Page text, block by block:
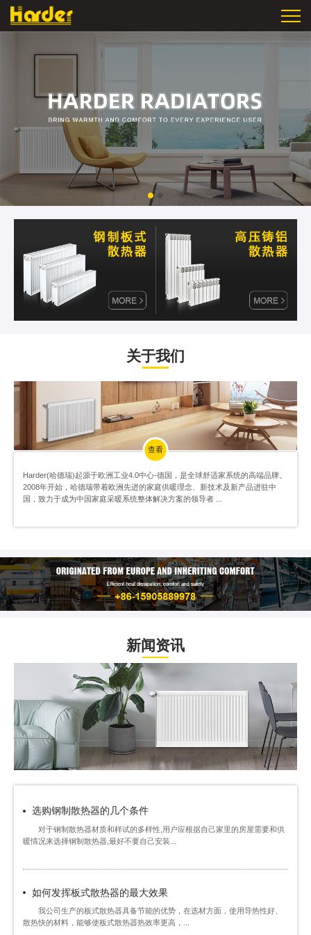
关于我们
查看
Harder(哈德瑞)起源于欧洲工业4.0中心-德国，是全球舒适家系统的高端品牌。
2008年开始，哈德瑞带着欧洲先进的家庭供暖理念、新技术及新产品进驻中
国，致力于成为中国家庭采暖系统整体解决方案的领导者 ...
新闻资讯
选购钢制散热器的几个条件
对于钢制散热器材质和样试的多样性,用户应根据自己家里的房屋需要和供
暖情况来选择钢制散热器,最好不要自己安装...
如何发挥板式散热器的最大效果
我公司生产的板式散热器具备节能的优势，在选材方面，使用导热性好、
散热快的材料，能够使板式散热器热效率更高，...